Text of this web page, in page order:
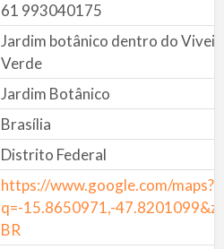
61 993040175
Jardim botânico dentro do
Verde
Jardim Botânico
Brasília
Distrito Federal
https://www.google.com/maps?
q=-15.8650971,-
BR